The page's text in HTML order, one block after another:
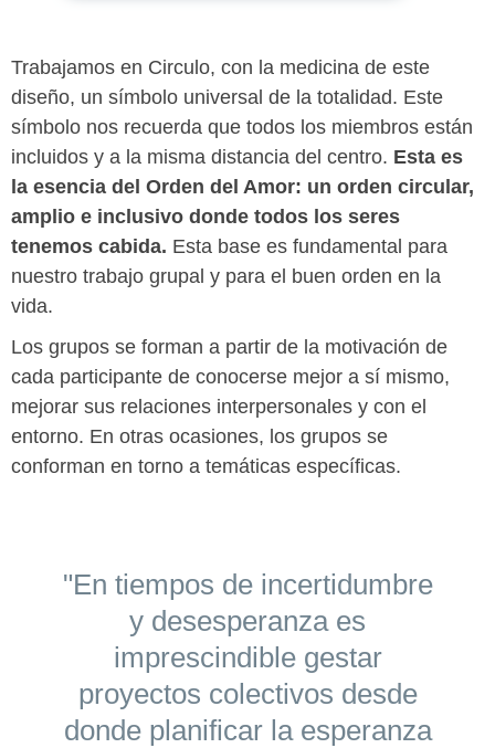
Trabajamos en Circulo, con la medicina de este
diseño, un símbolo universal de la totalidad. Este
símbolo nos recuerda que todos los miembros están
incluidos y a la misma distancia del centro. Esta es
la esencia del Orden del Amor: un orden circular,
amplio e inclusivo donde todos los seres
tenemos cabida. Esta base es fundamental para
nuestro trabajo grupal y para el buen orden en la
vida.
Los grupos se forman a partir de la motivación de
cada participante de conocerse mejor a sí mismo,
mejorar sus relaciones interpersonales y con el
entorno. En otras ocasiones, los grupos se
conforman en torno a temáticas específicas.
"En tiempos de incertidumbre
y desesperanza es
imprescindible gestar
proyectos colectivos desde
donde planificar la esperanza